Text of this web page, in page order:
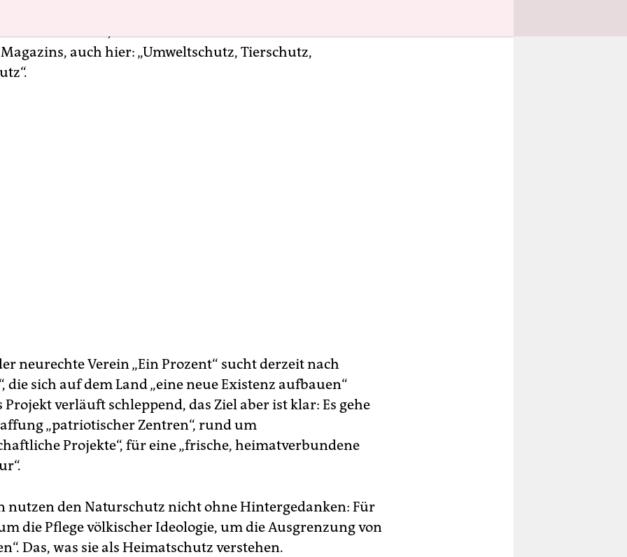
Magazins, auch hier: „Umweltschutz, Tierschutz,
neurechte Verein „Ein Prozent“ sucht derzeit nach
die sich auf dem Land „eine neue Existenz aufbauen“
Projekt verläuft schleppend, das Ziel aber ist klar: Es gehe
„patriotischer Zentren“, rund um
Projekte“, für eine „frische, heimatverbundene
nutzen den Naturschutz nicht ohne Hintergedanken: Für
die Pflege völkischer Ideologie, um die Ausgrenzung von
Das, was sie als Heimatschutz verstehen.